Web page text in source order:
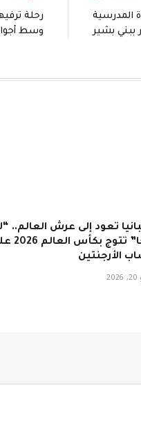
المدرسية
ببني بشير
رحلة
وسط
تعود إلى عرش العالم..
روخا” تتوج
الأرجنتين